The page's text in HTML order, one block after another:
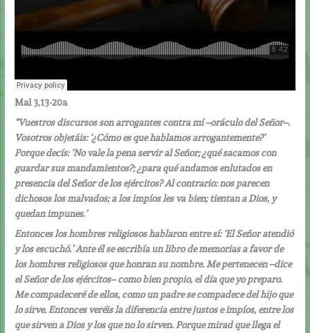
Mal 3,13-20a
“Vuestros discursos son arrogantes contra mí –oráculo del Señor–.
Vosotros objetáis: ‘¿Cómo es que hablamos arrogantemente?’
Porque decís: ‘No vale la pena servir al Señor; ¿qué sacamos con
guardar sus mandamientos?; ¿para qué andamos enlutados en
presencia del Señor de los ejércitos? Al contrario: nos parecen
dichosos los malvados; a los impíos les va bien; tientan a Dios, y
quedan impunes.’
Entonces los hombres religiosos hablaron entre sí: ‘El Señor atendió
y los escuchó.’ Ante él se escribía un libro de memorias a favor de
los hombres religiosos que honran su nombre. Me pertenecen –dice
el Señor de los ejércitos– como bien propio, el día que yo preparo.
Me compadeceré de ellos, como un padre se compadece del hijo que
lo sirve. Entonces veréis la diferencia entre justos e impíos, entre los
que sirven a Dios y los que no lo sirven. Porque mirad que llega el